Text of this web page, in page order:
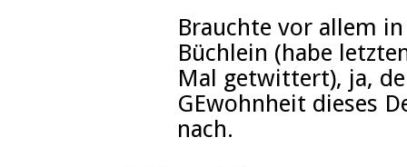
Brauchte vor allem
Büchlein (habe
Mal getwittert), ja,
GEwohnheit dieses
nach.